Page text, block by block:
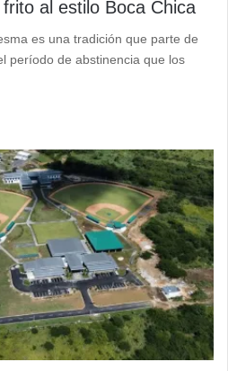
al estilo Boca Chica
es una tradición que parte de
período de abstinencia que los